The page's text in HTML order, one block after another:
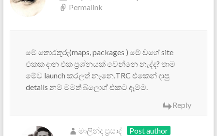
Permalink
මේ තොරතුරු(maps, packages ) මේ වගේ site
එකක දාන එක ප්‍රශ්නයක් වෙන්නෙ නැද්ද? තාම
මේව launch කරලත් නෑනෙ.TRC එකෙන් දාපු
details නම් මමත් බ්ලොග් එකට දැම්ම.
Reply
මාලින්ද ප්‍රසාද්
Post author